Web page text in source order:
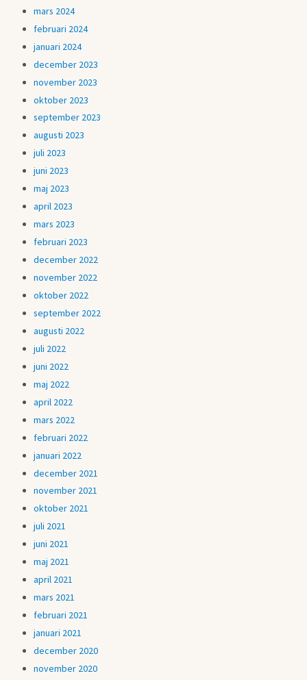
mars 2024
februari 2024
januari 2024
december 2023
november 2023
oktober 2023
september 2023
augusti 2023
juli 2023
juni 2023
maj 2023
april 2023
mars 2023
februari 2023
december 2022
november 2022
oktober 2022
september 2022
augusti 2022
juli 2022
juni 2022
maj 2022
april 2022
mars 2022
februari 2022
januari 2022
december 2021
november 2021
oktober 2021
juli 2021
juni 2021
maj 2021
april 2021
mars 2021
februari 2021
januari 2021
december 2020
november 2020